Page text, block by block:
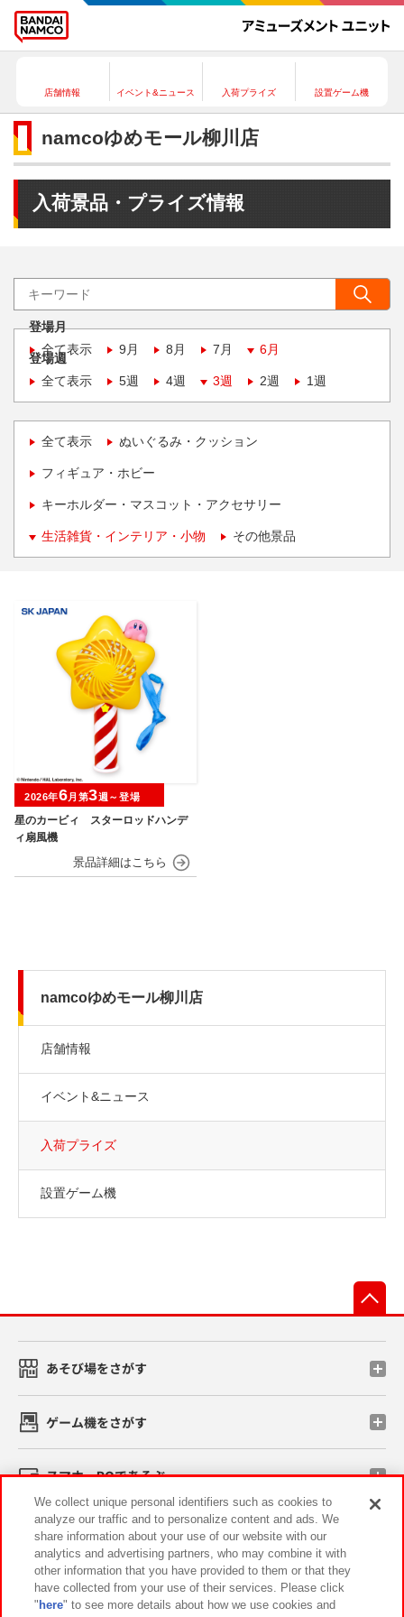
店舗情報 イベント&ニュース 入荷プライズ 設置ゲーム機
namcoゆめモール柳川店
入荷景品・プライズ情報
登場月
全て表示
9月 8月 7月 6月
登場週
全て表示
5週 4週 3週 2週 1週
全て表示 ぬいぐるみ・クッション
フィギュア・ホビー
キーホルダー・マスコット・アクセサリー
生活雑貨・インテリア・小物 その他景品
星のカービィ スターロッドハンデ
ィ扇風機
2026年6月第3週～登場
namcoゆめモール柳川店
店舗情報
イベント&ニュース
入荷プライズ
設置ゲーム機
あそび場をさがす
ゲーム機をさがす
スマホ・PCであそぶ
イベント・キャンペーン
We collect unique personal identifiers such as cookies to
analyze our traffic and to personalize content and ads. We
share information about your use of our website with our
analytics and advertising partners, who may combine it with
other information that you have provided to them or that they
have collected from your use of their services. Please click
" here" to see more details about how we use cookies and